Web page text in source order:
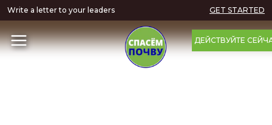
Write a letter to your leaders GET STARTED
ДЕЙСТВУЙТЕ